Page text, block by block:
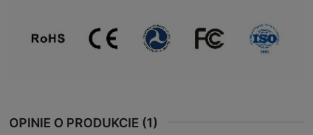
OPINIE O PRODUKCIE (1)